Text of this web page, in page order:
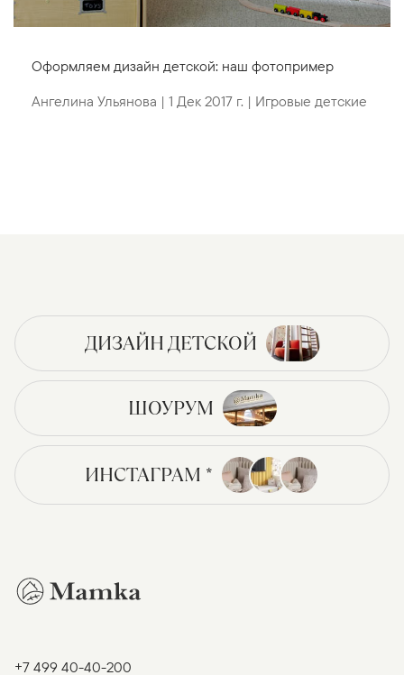
Оформляем дизайн детской: наш фотопример
Ангелина Ульянова | 1 Дек 2017 г. | Игровые детские
ДИЗАЙН ДЕТСКОЙ
ШОУРУМ
ИНСТАГРАМ *
+7 499 40-40-200